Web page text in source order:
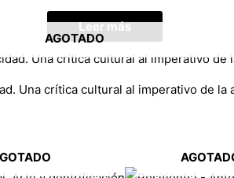
Leer más
AGOTADO
Una crítica cultural al imperativo de la